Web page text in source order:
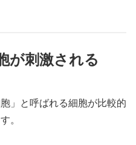
が刺激される
」と呼ばれる細胞が比較的
。